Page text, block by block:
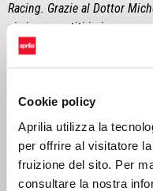
Cookie policy
Aprilia utilizza la
per offrire al visitatore
fruizione del sito. Per
consultare la nostra
Racing. Grazie al Dottor
ci siamo sentiti ieri sera e
SCOPRI LA